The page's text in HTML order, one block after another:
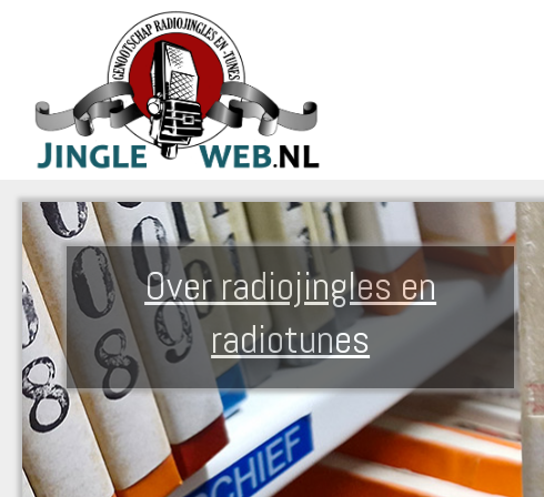
Over radiojingles en
radiotunes